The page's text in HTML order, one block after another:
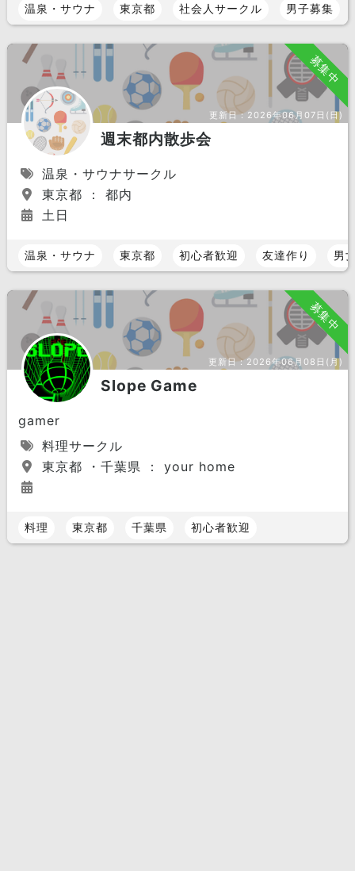
温泉・サウナ 東京都 社会人サークル 男子募集
募集中
更新日：2026年06月07日(日)
週末都内散歩会
温泉・サウナサークル
東京都 ： 都内
土日
温泉・サウナ 東京都 初心者歓迎 友達作り 男
募集中
更新日：2026年06月08日(月)
Slope Game
gamer
料理サークル
東京都 ・千葉県 ： your home
料理 東京都 千葉県 初心者歓迎